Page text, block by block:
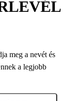
meg a nevét és
a legjobb